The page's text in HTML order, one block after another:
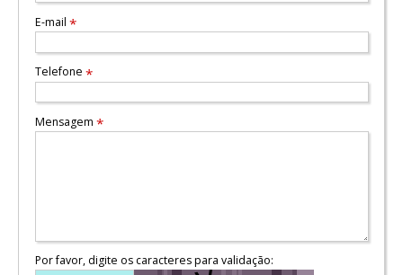
E-mail *
Telefone *
Mensagem *
Por favor, digite os caracteres para validação: